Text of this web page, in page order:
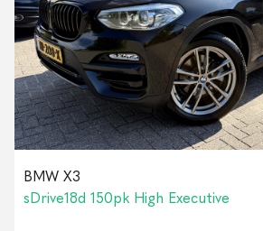
BMW X3
sDrive18d 150pk High Executive